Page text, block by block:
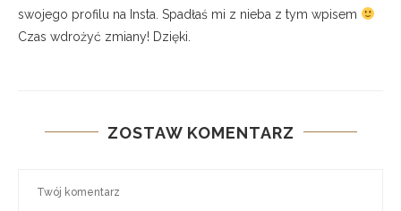
swojego profilu na Insta. Spadłaś mi z nieba z tym wpisem
Czas wdrożyć zmiany! Dzięki.
ZOSTAW KOMENTARZ